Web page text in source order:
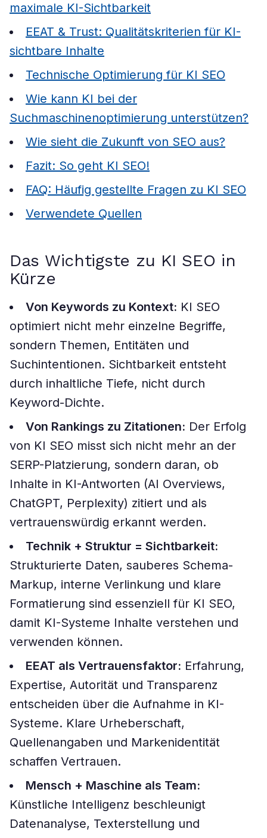
maximale KI-Sichtbarkeit
EEAT & Trust: Qualitätskriterien für KI-
sichtbare Inhalte
Technische Optimierung für KI SEO
Wie kann KI bei der
Suchmaschinenoptimierung unterstützen?
Wie sieht die Zukunft von SEO aus?
Fazit: So geht KI SEO!
FAQ: Häufig gestellte Fragen zu KI SEO
Verwendete Quellen
Das Wichtigste zu KI SEO in
Kürze
Von Keywords zu Kontext: KI SEO
optimiert nicht mehr einzelne Begriffe,
sondern Themen, Entitäten und
Suchintentionen. Sichtbarkeit entsteht
durch inhaltliche Tiefe, nicht durch
Keyword-Dichte.
Von Rankings zu Zitationen: Der Erfolg
von KI SEO misst sich nicht mehr an der
SERP-Platzierung, sondern daran, ob
Inhalte in KI-Antworten (AI Overviews,
ChatGPT, Perplexity) zitiert und als
vertrauenswürdig erkannt werden.
Technik + Struktur = Sichtbarkeit:
Strukturierte Daten, sauberes Schema-
Markup, interne Verlinkung und klare
Formatierung sind essenziell für KI SEO,
damit KI-Systeme Inhalte verstehen und
verwenden können.
EEAT als Vertrauensfaktor: Erfahrung,
Expertise, Autorität und Transparenz
entscheiden über die Aufnahme in KI-
Systeme. Klare Urheberschaft,
Quellenangaben und Markenidentität
schaffen Vertrauen.
Mensch + Maschine als Team:
Künstliche Intelligenz beschleunigt
Datenanalyse, Texterstellung und